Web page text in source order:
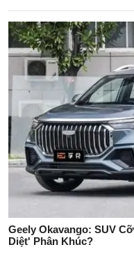
Geely Okavango: SUV
Diệt' Phân Khúc?